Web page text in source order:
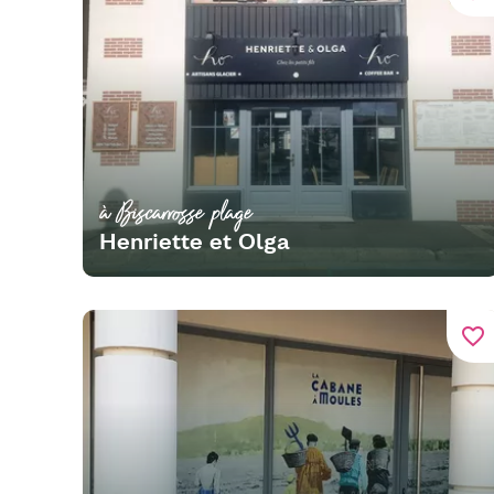
à Biscarrosse plage
Henriette et Olga
favorite_border